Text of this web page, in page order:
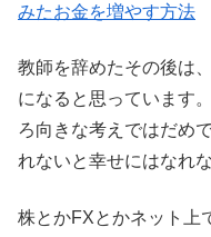
みたお金を増やす方法
教師を辞めたその後は
になると思っています
ろ向きな考えではだめ
れないと幸せにはなれ
株とかFXとかネット上